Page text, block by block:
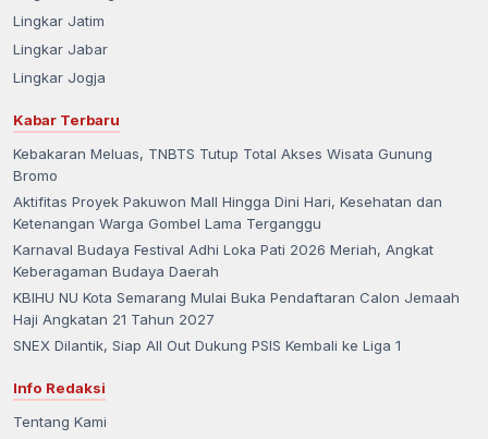
Lingkar Jatim
Lingkar Jabar
Lingkar Jogja
Kabar Terbaru
Kebakaran Meluas, TNBTS Tutup Total Akses Wisata Gunung
Bromo
Aktifitas Proyek Pakuwon Mall Hingga Dini Hari, Kesehatan dan
Ketenangan Warga Gombel Lama Terganggu
Karnaval Budaya Festival Adhi Loka Pati 2026 Meriah, Angkat
Keberagaman Budaya Daerah
KBIHU NU Kota Semarang Mulai Buka Pendaftaran Calon Jemaah
Haji Angkatan 21 Tahun 2027
SNEX Dilantik, Siap All Out Dukung PSIS Kembali ke Liga 1
Info Redaksi
Tentang Kami